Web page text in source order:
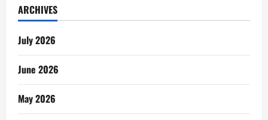
ARCHIVES
July 2026
June 2026
May 2026